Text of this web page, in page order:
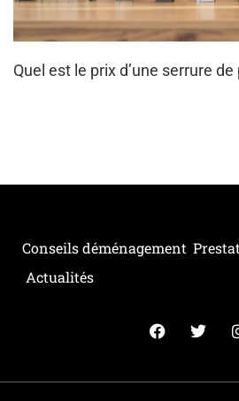
Quel est le prix d’une serrure
Conseils déménagement
Actualités